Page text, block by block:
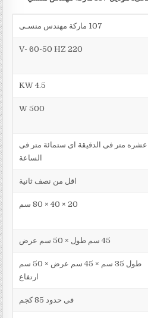
107 ماركة مهندس منسـى
220 V- 60-50 HZ
4.5 KW
500 W
عشره متر فى الدقيقة اى ستمائة متر فى
الساعة
اقل من نصف ثانية
20 × 40 × 80 سم
45 سم طول × 50 سم عرض
طول 35 سم × 45 سم عرض × 50 سم
ارتفاع
فى حدود 85 كجم